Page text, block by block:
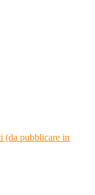
(da pubblicare in